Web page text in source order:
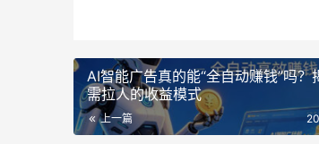
AI智能广告真的能“全自动赚钱”吗
需拉人的收益模式
上一篇